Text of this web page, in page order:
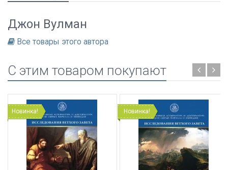
Джон Вулман
Все товары этого автора
C этим товаром покупают
Новинка! Новинка!